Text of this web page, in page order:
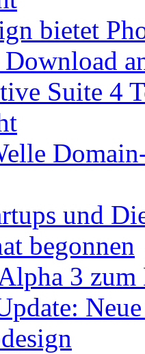
bietet
Suite 4
und
begonnen
3